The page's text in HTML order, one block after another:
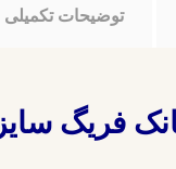
توضیحات تکمیلی
فریگ سایز 2